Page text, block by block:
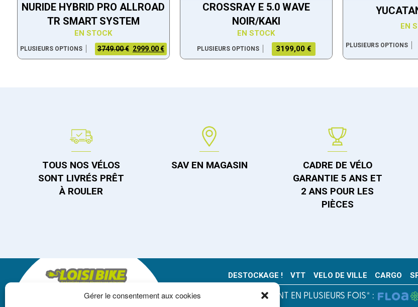
Gérer le consentement aux cookies
NURIDE HYBRID PRO ALLROAD
TR SMART SYSTEM
EN STOCK
PLUSIEURS OPTIONS 3749.00 € 2999.00 €
CROSSRAY E 5.0 WAVE
NOIR/KAKI
EN STOCK
PLUSIEURS OPTIONS 3199,00 €
EN
PLUSIEURS OPTIONS
TOUS NOS VÉLOS
SONT LIVRÉS PRÊT
À ROULER
SAV EN MAGASIN
CADRE DE VÉLO
GARANTIE 5 ANS ET
2 ANS POUR LES
PIÈCES
LOISIBIKE
DESTOCKAGE ! VTT VELO DE VILLE CARGO
PAIEMENT EN PLUSIEURS FOIS* :